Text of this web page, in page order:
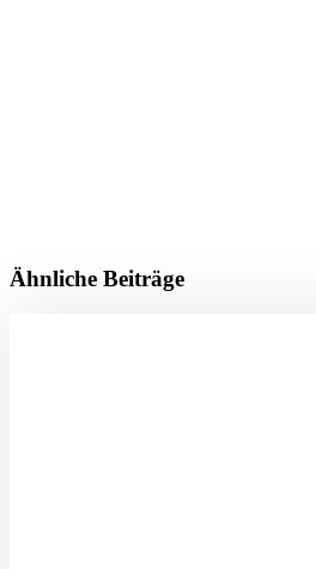
Ähnliche Beiträge